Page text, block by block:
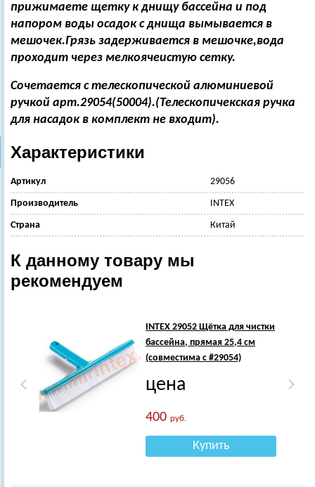
прижимаете щетку к днищу бассейна и под
напором воды осадок с днища вымывается в
мешочек.Грязь задерживается в мешочке,вода
проходит через мелкоячеистую сетку.
Сочетается с телескопической алюминиевой
ручкой арт.29054(50004).(Телескопичекская ручка
для насадок в комплект не входит).
Характеристики
Артикул 29056
Производитель INTEX
Страна Китай
К данному товару мы
рекомендуем
INTEX 29052 Щётка для чистки
бассейна, прямая 25,4 см
(совместима с #29054)
цена
400руб.
Купить